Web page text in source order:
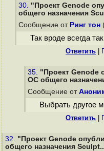
30. "Проект Genode
общего назначения
Сообщение от Ринг тон
Так вроде всегда так
Ответить
35. "Проект Genode
ОС общего
Сообщение от
Выбрать другое
Ответить
32. "Проект Genode
общего назначения